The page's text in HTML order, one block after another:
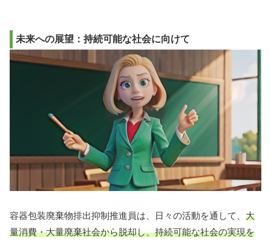
未来への展望：持続可能な社会に向けて
容器包装廃棄物排出抑制推進員は、日々の活動を通して、 大
量消費・大量廃棄社会から脱却し、持続可能な社会の実現を